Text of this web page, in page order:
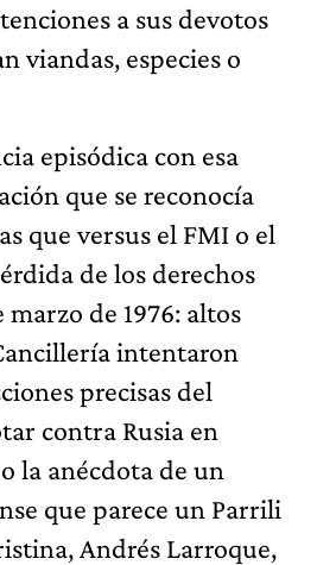
a sus devotos
viandas, especies o
episódica con esa
que se reconocía
que versus el FMI o el
de los derechos
de 1976: altos
intentaron
precisas del
contra Rusia en
la anécdota de un
que parece un Parrili
Andrés Larroque,